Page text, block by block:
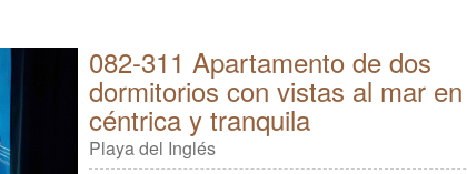
082-311 Apartamento de dos
dormitorios con vistas al mar
céntrica y tranquila
Playa del Inglés